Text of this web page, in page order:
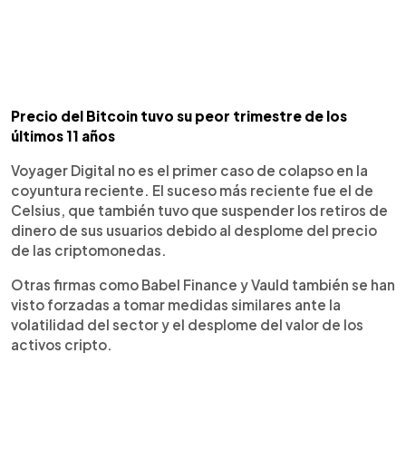
Precio del Bitcoin tuvo su peor trimestre de los
últimos 11 años
Voyager Digital no es el primer caso de colapso en la
coyuntura reciente. El suceso más reciente fue el de
Celsius, que también tuvo que suspender los retiros de
dinero de sus usuarios debido al desplome del precio
de las criptomonedas.
Otras firmas como Babel Finance y Vauld también se han
visto forzadas a tomar medidas similares ante la
volatilidad del sector y el desplome del valor de los
activos cripto.